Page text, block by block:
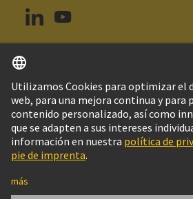
Uruguay Español
© Grupo Tecnológico HARTING
Configuración de cookies